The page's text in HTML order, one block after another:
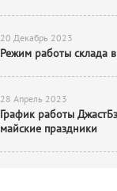
20 Декабрь 2023
Режим работы склада
28 Апрель 2023
График работы
майские праздники